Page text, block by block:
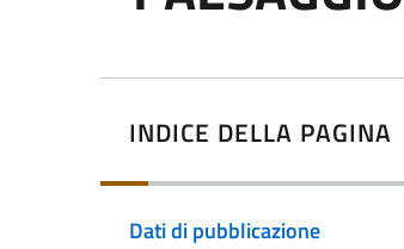
INDICE DELLA PAGINA
Dati di pubblicazione